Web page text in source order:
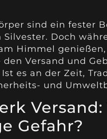
sind ein fester
Silvester. Doch
Himmel
Versand und
es an der Zeit,
und
Gefahr?